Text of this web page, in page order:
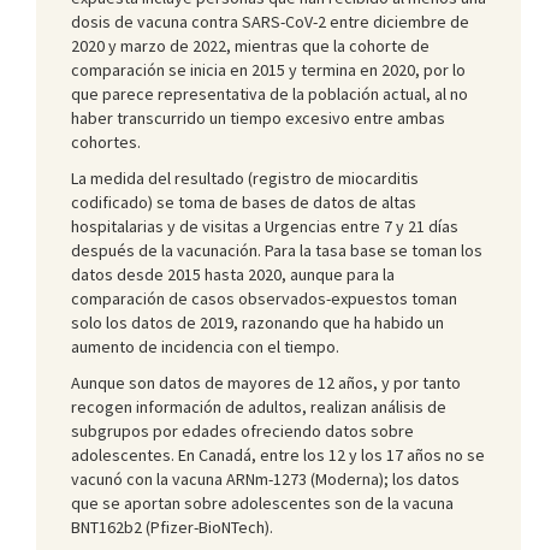
dosis de vacuna contra SARS-CoV-2 entre diciembre de
2020 y marzo de 2022, mientras que la cohorte de
comparación se inicia en 2015 y termina en 2020, por lo
que parece representativa de la población actual, al no
haber transcurrido un tiempo excesivo entre ambas
cohortes.
La medida del resultado (registro de miocarditis
codificado) se toma de bases de datos de altas
hospitalarias y de visitas a Urgencias entre 7 y 21 días
después de la vacunación. Para la tasa base se toman los
datos desde 2015 hasta 2020, aunque para la
comparación de casos observados-expuestos toman
solo los datos de 2019, razonando que ha habido un
aumento de incidencia con el tiempo.
Aunque son datos de mayores de 12 años, y por tanto
recogen información de adultos, realizan análisis de
subgrupos por edades ofreciendo datos sobre
adolescentes. En Canadá, entre los 12 y los 17 años no se
vacunó con la vacuna ARNm-1273 (Moderna); los datos
que se aportan sobre adolescentes son de la vacuna
BNT162b2 (Pfizer-BioNTech).